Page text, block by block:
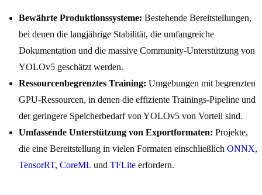
Bewährte Produktionssysteme: Bestehende Bereitstellungen,
bei denen die langjährige Stabilität, die umfangreiche
Dokumentation und die massive Community-Unterstützung von
YOLOv5 geschätzt werden.
Ressourcenbegrenztes Training: Umgebungen mit begrenzten
GPU-Ressourcen, in denen die effiziente Trainings-Pipeline und
der geringere Speicherbedarf von YOLOv5 von Vorteil sind.
Umfassende Unterstützung von Exportformaten: Projekte,
die eine Bereitstellung in vielen Formaten einschließlich ONNX,
TensorRT, CoreML und TFLite erfordern.